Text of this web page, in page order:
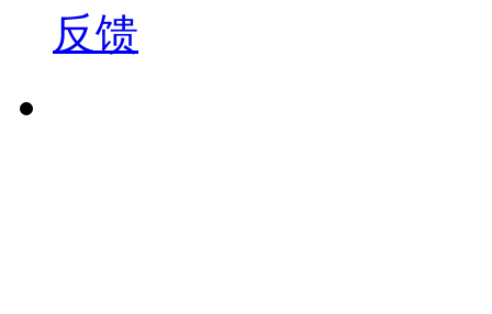
CES 2025 | 极氪7X将率先搭载800伏
2025-01-09 14:04
反馈